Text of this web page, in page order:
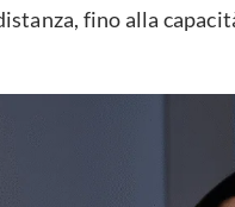
fino alla